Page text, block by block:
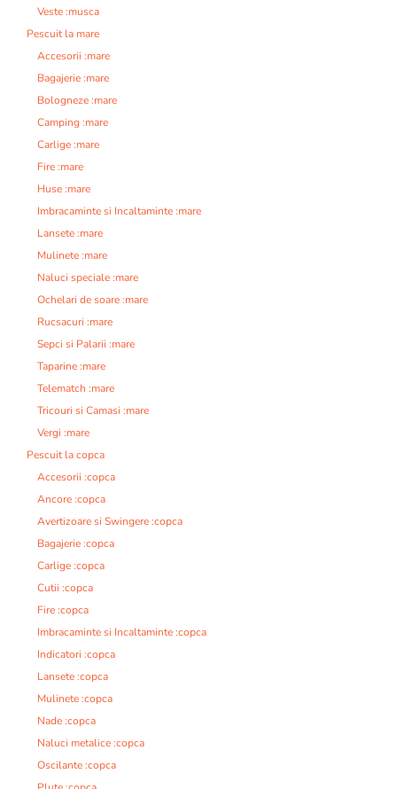
Veste :musca
Pescuit la mare
Accesorii :mare
Bagajerie :mare
Bologneze :mare
Camping :mare
Carlige :mare
Fire :mare
Huse :mare
Imbracaminte si Incaltaminte :mare
Lansete :mare
Mulinete :mare
Naluci speciale :mare
Ochelari de soare :mare
Rucsacuri :mare
Sepci si Palarii :mare
Taparine :mare
Telematch :mare
Tricouri si Camasi :mare
Vergi :mare
Pescuit la copca
Accesorii :copca
Ancore :copca
Avertizoare si Swingere :copca
Bagajerie :copca
Carlige :copca
Cutii :copca
Fire :copca
Imbracaminte si Incaltaminte :copca
Indicatori :copca
Lansete :copca
Mulinete :copca
Nade :copca
Naluci metalice :copca
Oscilante :copca